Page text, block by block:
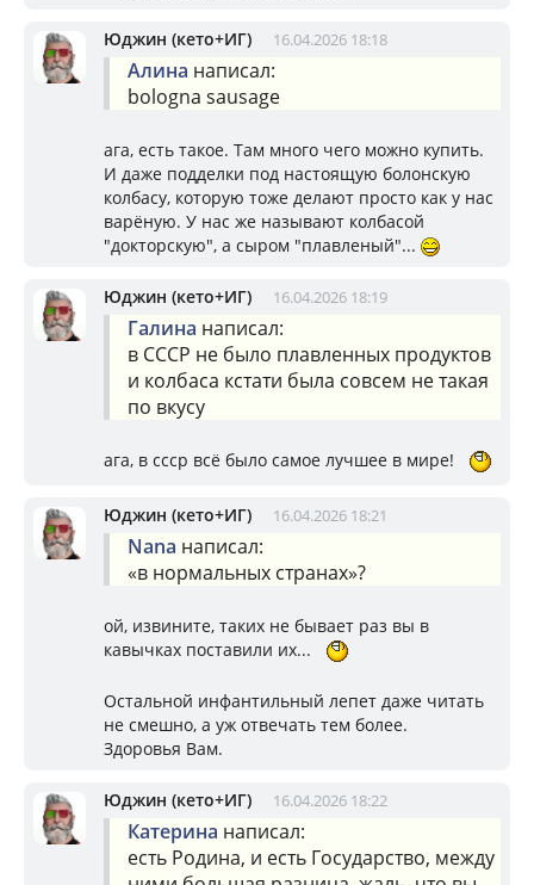
Юджин (кето+ИГ) 16.04.2026 18:18
Алина написал:
bologna sausage
ага, есть такое. Там много чего можно купить.
И даже подделки под настоящую болонскую
колбасу, которую тоже делают просто как у нас
варёную. У нас же называют колбасой
"докторскую", а сыром "плавленый"...
Юджин (кето+ИГ) 16.04.2026 18:19
Галина написал:
в СССР не было плавленных продуктов
и колбаса кстати была совсем не такая
по вкусу
ага, в ссср всё было самое лучшее в мире!
Юджин (кето+ИГ) 16.04.2026 18:21
Nana написал:
«в нормальных странах»?
ой, извините, таких не бывает раз вы в
кавычках поставили их...
Остальной инфантильный лепет даже читать
не смешно, а уж отвечать тем более.
Здоровья Вам.
Юджин (кето+ИГ) 16.04.2026 18:22
Катерина написал:
есть Родина, и есть Государство, между